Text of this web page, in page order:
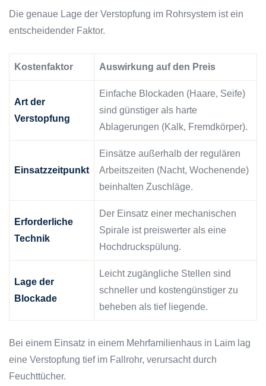
Die genaue Lage der Verstopfung im Rohrsystem ist ein
entscheidender Faktor.
Kostenfaktor Auswirkung auf den Preis
Art der
Verstopfung
Einfache Blockaden (Haare, Seife)
sind günstiger als harte
Ablagerungen (Kalk, Fremdkörper).
Einsatzzeitpunkt
Einsätze außerhalb der regulären
Arbeitszeiten (Nacht, Wochenende)
beinhalten Zuschläge.
Erforderliche
Technik
Der Einsatz einer mechanischen
Spirale ist preiswerter als eine
Hochdruckspülung.
Lage der
Blockade
Leicht zugängliche Stellen sind
schneller und kostengünstiger zu
beheben als tief liegende.
Bei einem Einsatz in einem Mehrfamilienhaus in Laim lag
eine Verstopfung tief im Fallrohr, verursacht durch
Feuchttücher.